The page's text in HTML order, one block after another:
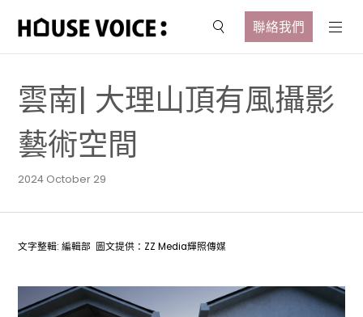
聯絡我們
雲南| 大理山頂有風攝影
藝術空間
2024 October 29
文字整輯: 編輯部 圖文提供：ZZ Media輝照傳媒